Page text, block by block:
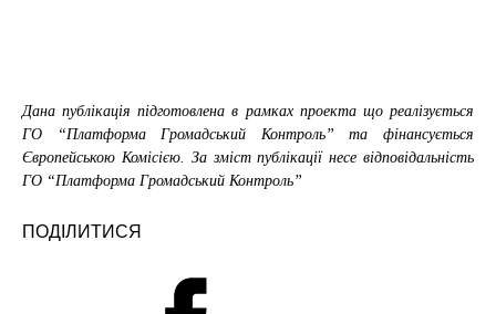
Дана публікація підготовлена в рамках проекта що реалізується
ГО “Платформа Громадський Контроль” та фінансується
Європейською Комісією. За зміст публікації несе відповідальність
ГО “Платформа Громадський Контроль”
ПОДІЛИТИСЯ